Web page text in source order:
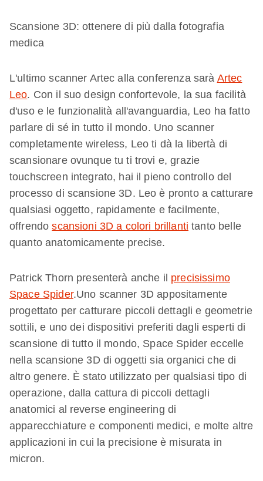
Scansione 3D: ottenere di più dalla fotografia
medica
L'ultimo scanner Artec alla conferenza sarà Artec
Leo. Con il suo design confortevole, la sua facilità
d'uso e le funzionalità all'avanguardia, Leo ha fatto
parlare di sé in tutto il mondo. Uno scanner
completamente wireless, Leo ti dà la libertà di
scansionare ovunque tu ti trovi e, grazie
touchscreen integrato, hai il pieno controllo del
processo di scansione 3D. Leo è pronto a catturare
qualsiasi oggetto, rapidamente e facilmente,
offrendoscansioni 3D a colori brillanti tanto belle
quanto anatomicamente precise.
Patrick Thorn presenterà anche il precisissimo
Space Spider.Uno scanner 3D appositamente
progettato per catturare piccoli dettagli e geometrie
sottili, e uno dei dispositivi preferiti dagli esperti di
scansione di tutto il mondo, Space Spider eccelle
nella scansione 3D di oggetti sia organici che di
altro genere. È stato utilizzato per qualsiasi tipo di
operazione, dalla cattura di piccoli dettagli
anatomici al reverse engineering di
apparecchiature e componenti medici, e molte altre
applicazioni in cui la precisione è misurata in
micron.